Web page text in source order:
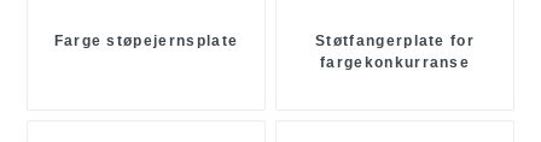
Farge støpejernsplate
Støtfangerplate for
fargekonkurranse